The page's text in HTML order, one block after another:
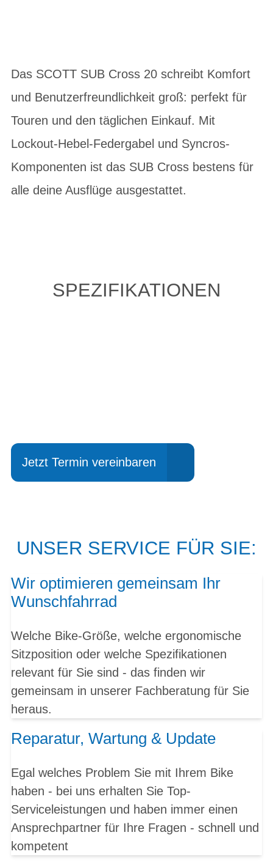
Das SCOTT SUB Cross 20 schreibt Komfort
und Benutzerfreundlichkeit groß: perfekt für
Touren und den täglichen Einkauf. Mit
Lockout-Hebel-Federgabel und Syncros-
Komponenten ist das SUB Cross bestens für
alle deine Ausflüge ausgestattet.
SPEZIFIKATIONEN
Jetzt Termin vereinbaren
UNSER SERVICE FÜR SIE:
Wir optimieren gemeinsam Ihr
Wunschfahrrad
Welche Bike-Größe, welche ergonomische
Sitzposition oder welche Spezifikationen
relevant für Sie sind - das finden wir
gemeinsam in unserer Fachberatung für Sie
heraus.
Reparatur, Wartung & Update
Egal welches Problem Sie mit Ihrem Bike
haben - bei uns erhalten Sie Top-
Serviceleistungen und haben immer einen
Ansprechpartner für Ihre Fragen - schnell und
kompetent